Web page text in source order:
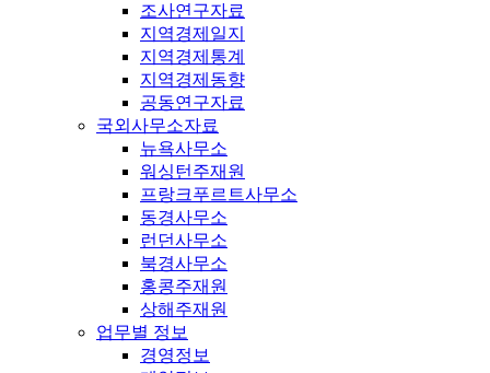
조사연구자료
지역경제일지
지역경제통계
지역경제동향
공동연구자료
국외사무소자료
뉴욕사무소
워싱턴주재원
프랑크푸르트사무소
동경사무소
런던사무소
북경사무소
홍콩주재원
상해주재원
업무별 정보
경영정보